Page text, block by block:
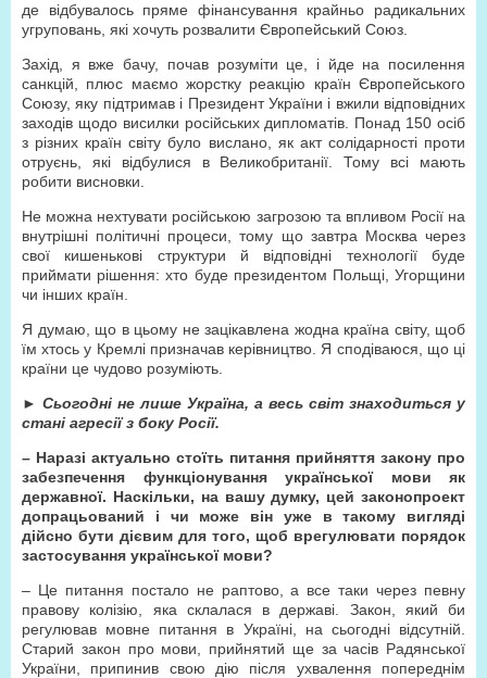
де відбувалось пряме фінансування крайньо радикальних
угруповань, які хочуть розвалити Європейський Союз.
Захід, я вже бачу, почав розуміти це, і йде на посилення
санкцій, плюс маємо жорстку реакцію країн Європейського
Союзу, яку підтримав і Президент України і вжили відповідних
заходів щодо висилки російських дипломатів. Понад 150 осіб
з різних країн світу було вислано, як акт солідарності проти
отруєнь, які відбулися в Великобританії. Тому всі мають
робити висновки.
Не можна нехтувати російською загрозою та впливом Росії на
внутрішні політичні процеси, тому що завтра Москва через
свої кишенькові структури й відповідні технології буде
приймати рішення: хто буде президентом Польщі, Угорщини
чи інших країн.
Я думаю, що в цьому не зацікавлена жодна країна світу, щоб
їм хтось у Кремлі призначав керівництво. Я сподіваюся, що ці
країни це чудово розуміють.
► Сьогодні не лише Україна, а весь світ знаходиться у
стані агресії з боку Росії.
– Наразі актуально стоїть питання прийняття закону про
забезпечення функціонування української мови як
державної. Наскільки, на вашу думку, цей законопроект
допрацьований і чи може він уже в такому вигляді
дійсно бути дієвим для того, щоб врегулювати порядок
застосування української мови?
– Це питання постало не раптово, а все таки через певну
правову колізію, яка склалася в державі. Закон, який би
регулював мовне питання в Україні, на сьогодні відсутній.
Старий закон про мови, прийнятий ще за часів Радянської
України, припинив свою дію після ухвалення попереднім